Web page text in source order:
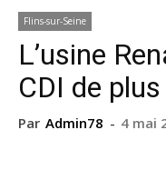
Flins-sur-Seine
L’usine
CDI de plus
Par Admin78 - 4 mai